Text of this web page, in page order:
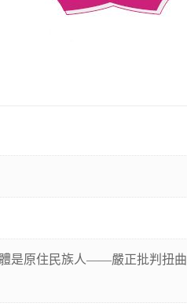
體是原住民族人——嚴正批判扭曲